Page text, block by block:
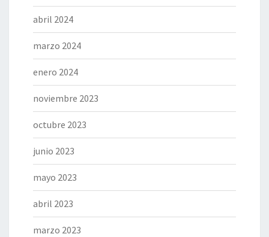
abril 2024
marzo 2024
enero 2024
noviembre 2023
octubre 2023
junio 2023
mayo 2023
abril 2023
marzo 2023